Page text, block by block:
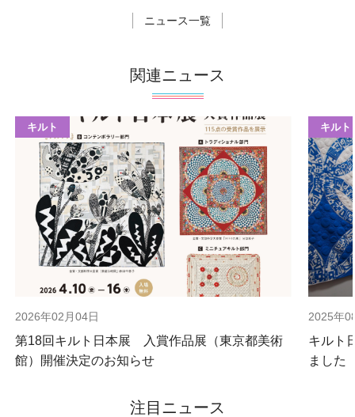
ニュース一覧
関連ニュース
キルト
2026年02月04日
第18回キルト日本展 入賞作品展（東京都美術
館）開催決定のお知らせ
キルト
2025年
キルト
ました
注目ニュース